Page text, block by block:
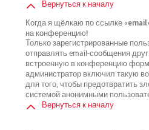
Вернуться к началу
Когда я щёлкаю по ссылке
на конференцию!
Только зарегистрированные
отправлять email-сообщения
встроенную в конференцию
администратор включил такую
для того, чтобы предотвратить
системой анонимными
Вернуться к началу